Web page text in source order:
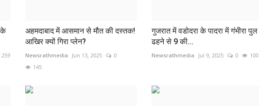
के
259
अहमदाबाद में आसमान से मौत की दस्तक!
आखिर क्यों गिरा प्लेन?
Newsrathmedia Jun 13, 2025
0
145
गुजरात में वडोदरा के पादरा में गंभीरा पुल
ढहने से 9 की...
Newsrathmedia Jul 9, 2025 0 100